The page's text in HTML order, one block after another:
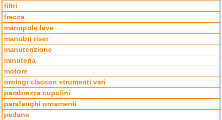
filtri
frecce
manopole leve
manubri riser
manutenzione
minuteria
motore
orologi clacson strumenti vari
parabrezza cupolini
parafanghi ornamenti
pedane